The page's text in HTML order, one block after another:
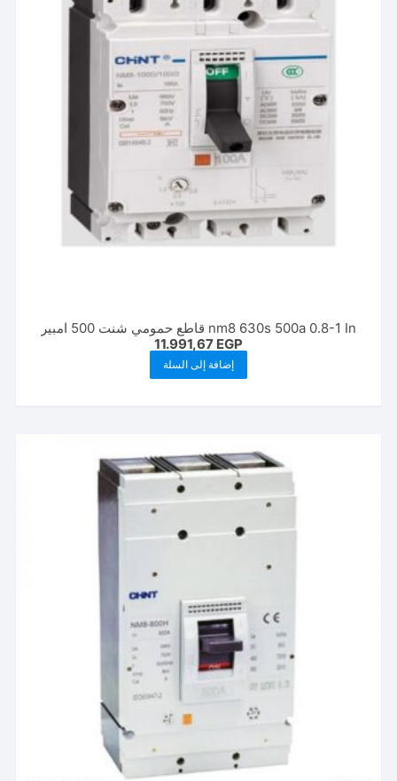
nm8 630s 500a 0.8-1 In قاطع حمومي شنت 500 امبير
11.991,67 EGP
إضافة إلى السلة